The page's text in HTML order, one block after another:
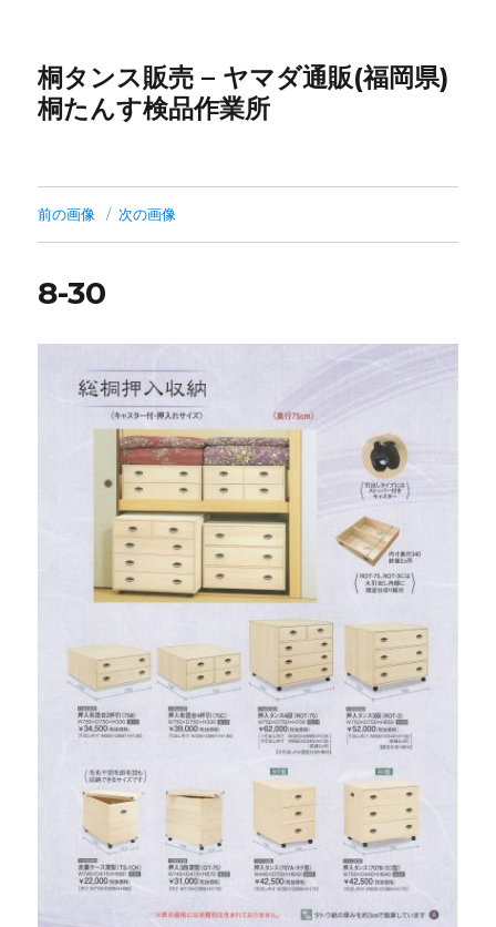
桐タンス販売 – ヤマダ通販(福岡県)
桐たんす検品作業所
前の画像 次の画像
8-30